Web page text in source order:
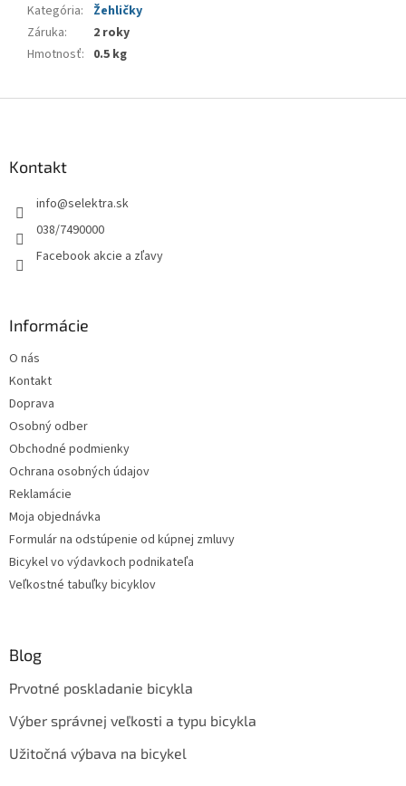
Kategória:
Žehličky
Záruka:
2 roky
Hmotnosť: 0.5 kg
Kontakt
info@selektra.sk
038/7490000
Facebook akcie a zľavy
Informácie
O nás
Kontakt
Doprava
Osobný odber
Obchodné podmienky
Ochrana osobných údajov
Reklamácie
Moja objednávka
Formulár na odstúpenie od kúpnej zmluvy
Bicykel vo výdavkoch podnikateľa
Veľkostné tabuľky bicyklov
Blog
Prvotné poskladanie bicykla
Výber správnej veľkosti a typu bicykla
Užitočná výbava na bicykel